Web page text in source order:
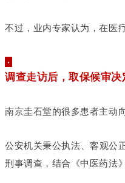
不过，业内专家认为，在医
·
调查走访后，取保候审决
南京圭石堂的很多患者主动
公安机关秉公执法、客观公
刑事调查，结合《中医药法